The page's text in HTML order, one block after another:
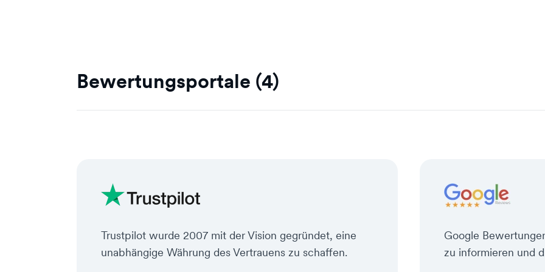
Bewertungsportale (4)
Trustpilot wurde 2007 mit der Vision gegründet, eine
unabhängige Währung des Vertrauens zu schaffen.
Google
zu informieren und